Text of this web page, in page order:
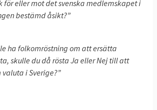
för eller mot det svenska medlemskapet i
bestämd åsikt?”
ha folkomröstning om att ersätta
skulle du då rösta Ja eller Nej till att
i Sverige?”